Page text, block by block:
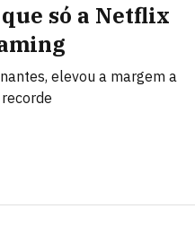
só a Netflix
elevou a margem a